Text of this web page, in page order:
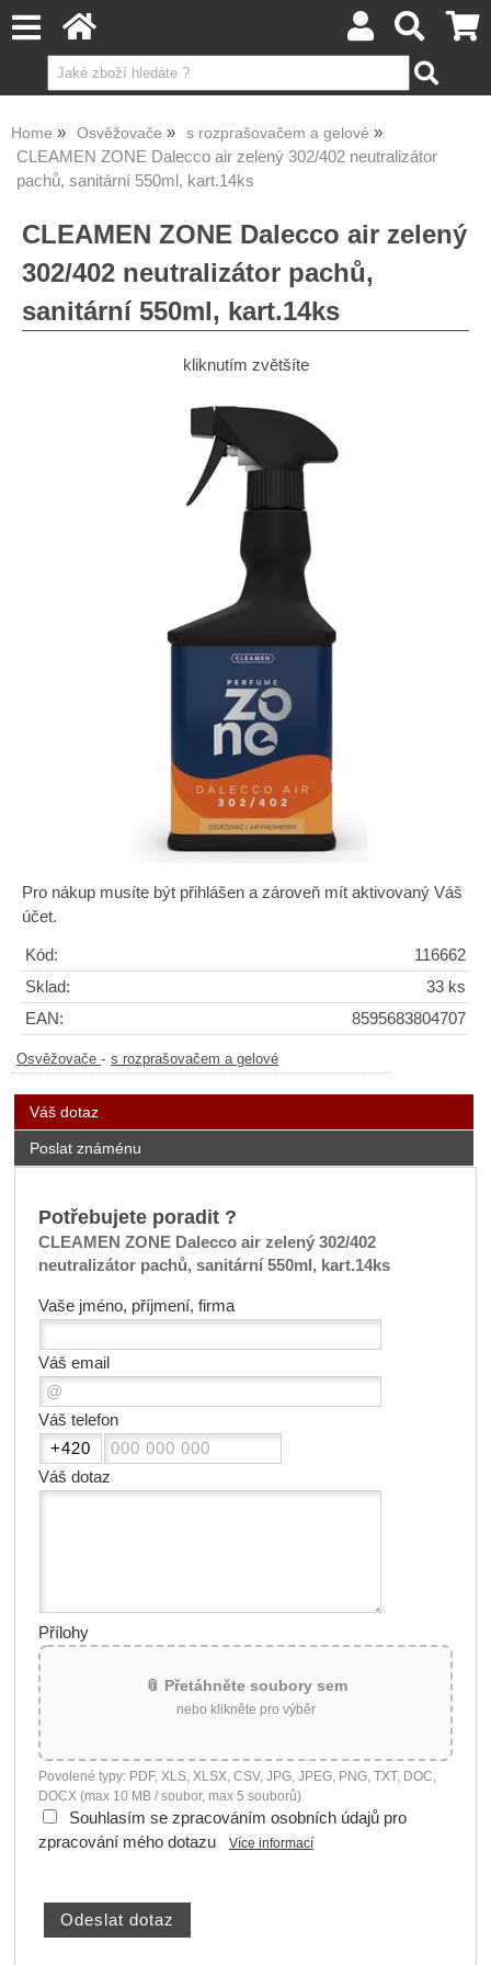
Home Osvěžovače s rozprašovačem a gelové
CLEAMEN ZONE Dalecco air zelený 302/402 neutralizátor
pachů, sanitární 550ml, kart.14ks
CLEAMEN ZONE Dalecco air zelený
302/402 neutralizátor pachů,
sanitární 550ml, kart.14ks
kliknutím zvětšíte
Pro nákup musíte být přihlášen a zároveň mít aktivovaný Váš
účet.
Kód:
116662
Sklad:
33 ks
EAN:
8595683804707
Osvěžovače - s rozprašovačem a gelové
Váš dotaz
Poslat známénu
Potřebujete poradit ?
CLEAMEN ZONE Dalecco air zelený 302/402
neutralizátor pachů, sanitární 550ml, kart.14ks
Vaše jméno, příjmení, firma
Váš email
Váš telefon
Váš dotaz
Přílohy
📎 Přetáhněte soubory sem
nebo klikněte pro výběr
Povolené typy: PDF, XLS, XLSX, CSV, JPG, JPEG, PNG, TXT, DOC,
DOCX (max 10 MB / soubor, max 5 souborů)
Souhlasím se zpracováním osobních údajů pro
zpracování mého dotazu
Více informací